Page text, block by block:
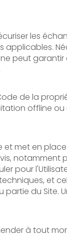
les
peut
de la
offline
met en
pour
et
du Site.
à tout